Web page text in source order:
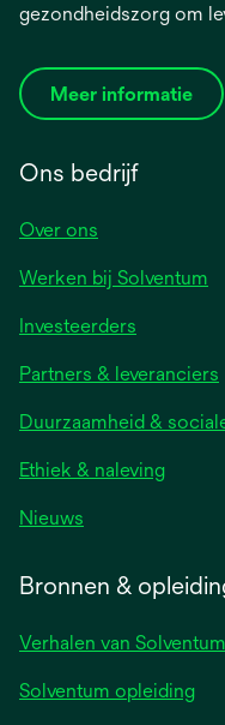
gezondheidszorg om
Meer informatie
Ons bedrijf
Over ons
Werken bij Solventum
Investeerders
Partners & leveranciers
Duurzaamheid &
Ethiek & naleving
Nieuws
Bronnen &
Verhalen van Solventum
Solventum opleiding